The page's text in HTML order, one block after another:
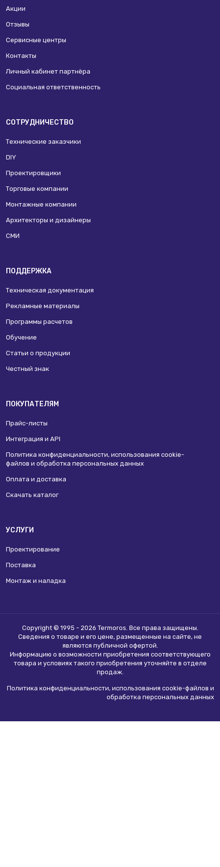
Акции
Отзывы
Сервисные центры
Контакты
Личный кабинет партнёра
Социальная ответственность
СОТРУДНИЧЕСТВО
Технические заказчики
DIY
Проектировщики
Торговые компании
Монтажные компании
Архитекторы и дизайнеры
СМИ
ПОДДЕРЖКА
Техническая документация
Рекламные материалы
Программы расчетов
Обучение
Статьи о продукции
Честный знак
ПОКУПАТЕЛЯМ
Прайс-листы
Интеграция и API
Политика конфиденциальности, использования сookie-
файлов и обработка персональных данных
Оплата и доставка
Скачать каталог
УСЛУГИ
Проектирование
Поставка
Монтаж и наладка
Copyright © 1995 - 2026 Termoros. Все права защищены.
Сведения о товаре и его цене, размещенные на сайте, не
являются публичной офертой.
Информацию о возможности приобретения соответствующего
товара и условиях такого приобретения уточняйте в отделе
продаж.
Политика конфиденциальности, использования сookie-файлов и
обработка персональных данных